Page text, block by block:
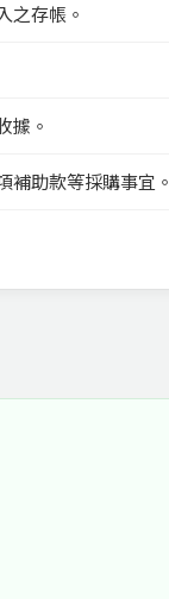
之存帳。
據。
補助款等採購事宜。